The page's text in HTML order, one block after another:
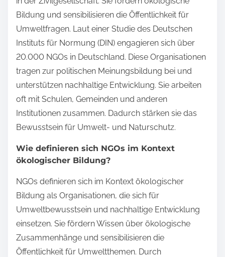
Bildung und sensibilisieren die Öffentlichkeit für
Umweltfragen. Laut einer Studie des Deutschen
Instituts für Normung (DIN) engagieren sich über
20.000 NGOs in Deutschland. Diese Organisationen
tragen zur politischen Meinungsbildung bei und
unterstützen nachhaltige Entwicklung. Sie arbeiten
oft mit Schulen, Gemeinden und anderen
Institutionen zusammen. Dadurch stärken sie das
Bewusstsein für Umwelt- und Naturschutz.
Wie definieren sich NGOs im Kontext
ökologischer Bildung?
NGOs definieren sich im Kontext ökologischer
Bildung als Organisationen, die sich für
Umweltbewusstsein und nachhaltige Entwicklung
einsetzen. Sie fördern Wissen über ökologische
Zusammenhänge und sensibilisieren die
Öffentlichkeit für Umweltthemen. Durch